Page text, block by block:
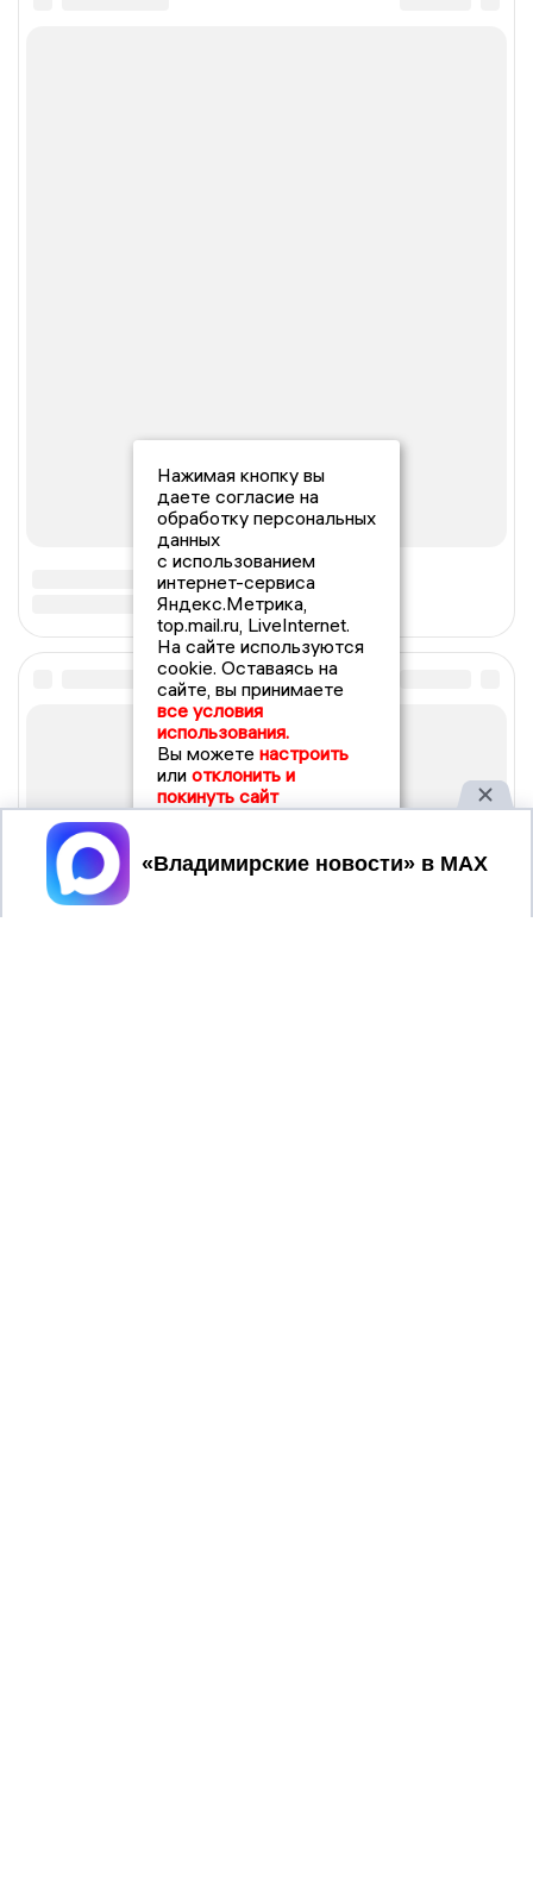
Нажимая кнопку вы
даете согласие на
обработку персональных
данных
с использованием
интернет-сервиса
Яндекс.Метрика,
top.mail.ru, LiveInternet.
На сайте используются
cookie. Оставаясь на
сайте, вы принимаете
все условия
использования.
Вы можете настроить
или отклонить и
покинуть сайт
Принять